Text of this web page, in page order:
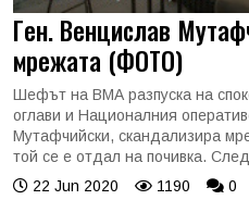
Гeн. Венцислав
мрежата (ФОТО)
Шефът на ВМА разпуска на
оглави и Националния
Мутафчийски, скандализира
той се е отдал на почивка.
22 Jun 2020
1190 0